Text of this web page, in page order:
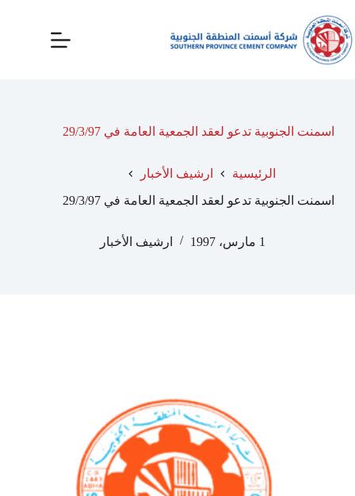
اسمنت الجنوبية تدعو لعقد الجمعية العامة في 29/3/97
الرئيسية
ارشيف الأخبار
اسمنت الجنوبية تدعو لعقد الجمعية العامة في 29/3/97
1 مارس، 1997 ارشيف الأخبار